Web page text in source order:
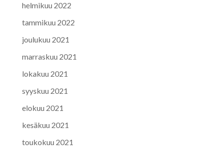
helmikuu 2022
tammikuu 2022
joulukuu 2021
marraskuu 2021
lokakuu 2021
syyskuu 2021
elokuu 2021
kesäkuu 2021
toukokuu 2021